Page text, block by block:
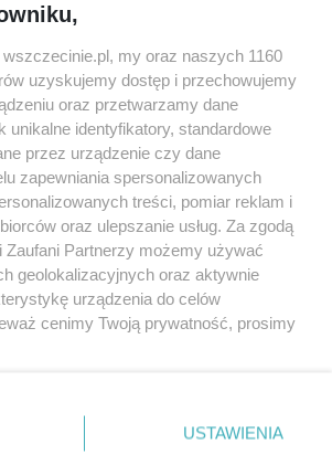
Specjalny koncert z okazji
20. urodzin portalu
wSzczecinie.pl
Regulamin konkursów
śniadaniówka "Hej
Szczecin! Jest piątek!"
my oraz naszych 1160
uzyskujemy dostęp i przechowujemy
oraz przetwarzamy dane
unikalne identyfikatory, standardowe
przez urządzenie czy dane
zapewniania spersonalizowanych
treści, pomiar reklam i
oraz ulepszanie usług. Za zgodą
Zaufani Partnerzy możemy używać
geolokalizacyjnych oraz aktywnie
urządzenia do celów
cenimy Twoją prywatność, prosimy
się w lewym dolnym rogu strony
przetwarzania danych nie wymagają
USTAWIENIA